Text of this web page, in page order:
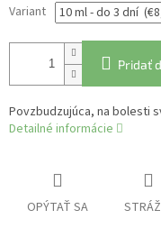
Variant
Pridať
Povzbudzujúca, na bolesti
Detailné informácie
OPÝTAŤ SA